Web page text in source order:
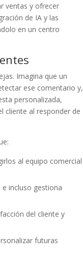
ventas y ofrecer
de IA y las
en un centro
Imagina que un
ese comentario y,
personalizada,
cliente al responder de
al equipo comercial
incluso gestiona
del cliente y
futuras